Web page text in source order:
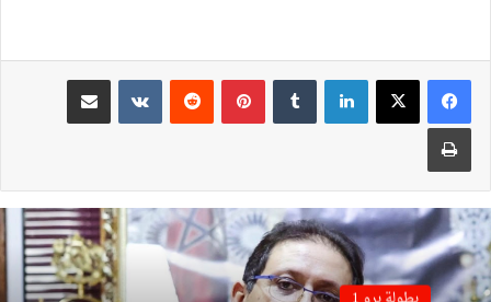
لينكدإن بينتيريست
مشاركة عبر البريد
طباعة